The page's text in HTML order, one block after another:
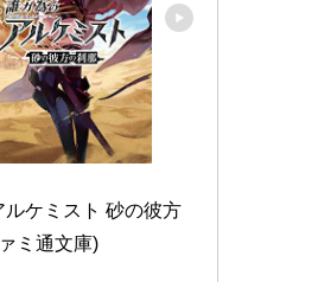
ルケミスト 砂の彼方
ミ通文庫)